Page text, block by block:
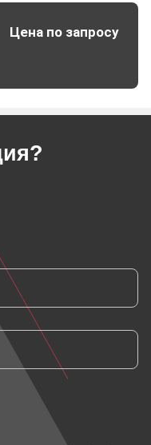
Цена по запросу
1 шт. DP
2 шт. HDMI